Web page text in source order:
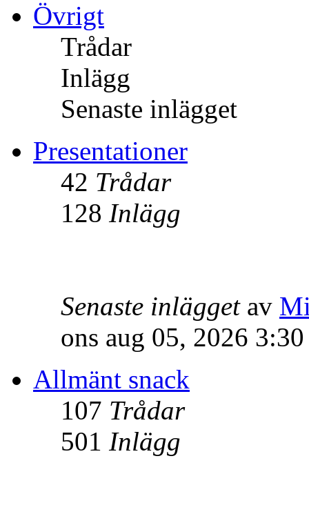
Övrigt
Trådar
Inlägg
Senaste inlägget
Presentationer
42 Trådar
128 Inlägg
Senaste inläggetav
ons aug 05, 2026
Allmänt snack
107 Trådar
501 Inlägg